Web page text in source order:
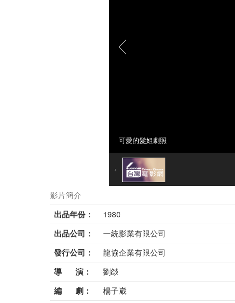
可愛的髮姐劇照
影片簡介
出品年份：
1980
出品公司：
一統影業有限公司
發行公司：
龍協企業有限公司
導 演：
劉燄
編 劇：
楊子崴